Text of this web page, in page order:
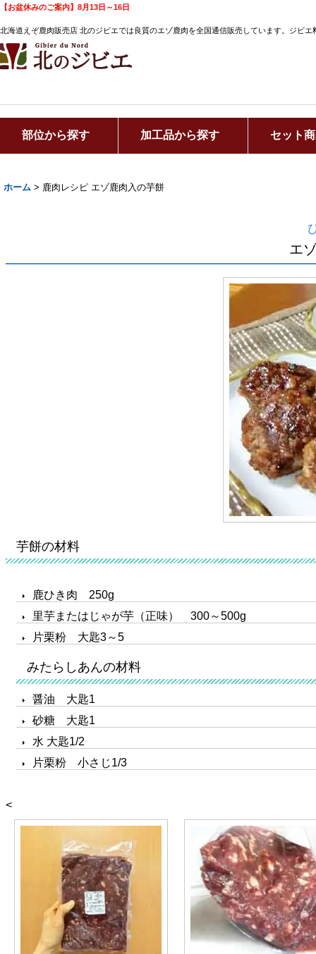
【お盆休みのご案内】8月13日～16日
北海道えぞ鹿肉販売店 北のジビエでは良質のエゾ鹿肉を全国通信販売しています。ジビ
部位から探す 加工品から探す セット
ホーム > 鹿肉レシピ エゾ鹿肉入の芋餅
エ
芋餅の材料
鹿ひき肉 250g
里芋またはじゃが芋（正味） 300～500g
片栗粉 大匙3～5
みたらしあんの材料
醤油 大匙1
砂糖 大匙1
水 大匙1/2
片栗粉 小さじ1/3
<